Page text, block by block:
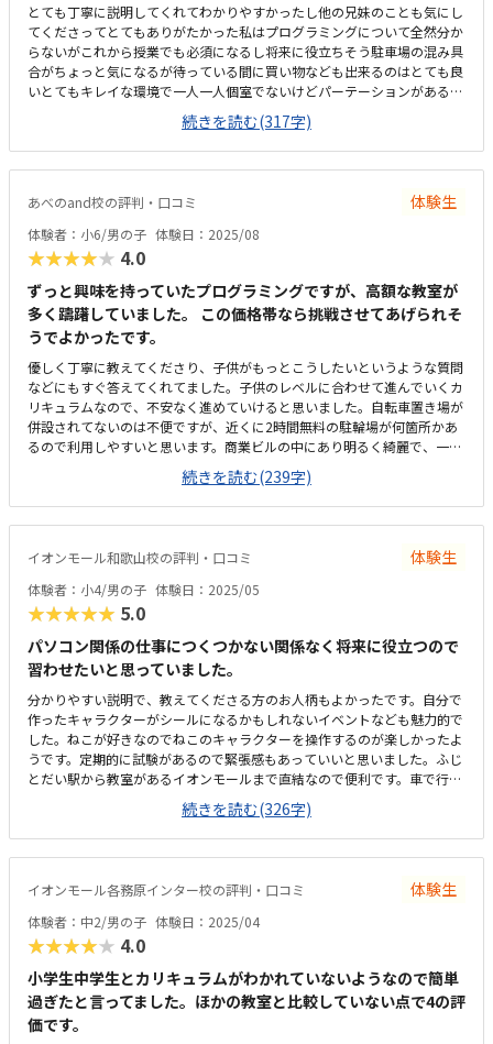
とても丁寧に説明してくれてわかりやすかったし他の兄妹のことも気にし
てくださってとてもありがたかった私はプログラミングについて全然分か
らないがこれから授業でも必須になるし将来に役立ちそう駐車場の混み具
合がちょっと気になるが待っている間に買い物なども出来るのはとても良
いとてもキレイな環境で一人一人個室でないけどパーテーションがあるの
も安心だしヘッドホンなども衛生的であった他のプログラミングと比べて
同じくらいのねだんであったが子どもなので急な病気などがキャンセルに
なってしまうのはなかなか辛いところがある子どもは体験終わった後にめ
っちゃ楽しかった！とニコニコしていました！学校でも学校のクラブでも
続きを読む(317字)
あべのand校の評判・口コミ 体験生
体験者：小6/男の子 体験日：2025/08
★★★★★ 4.0
ずっと興味を持っていたプログラミングですが、高額な教室が
多く躊躇していました。 この価格帯なら挑戦させてあげられそ
うでよかったです。
優しく丁寧に教えてくださり、子供がもっとこうしたいというような質問
などにもすぐ答えてくれてました。子供のレベルに合わせて進んでいくカ
リキュラムなので、不安なく進めていけると思いました。自転車置き場が
併設されてないのは不便ですが、近くに2時間無料の駐輪場が何箇所かあ
るので利用しやすいと思います。商業ビルの中にあり明るく綺麗で、一人
でコツコツプログラミングを進めて行ける環境かとおもいました。他のプ
ログラミング教室に比べると、格段に安くて通いやすい価格設定になって
いると思います。
続きを読む(239字)
イオンモール和歌山校の評判・口コミ 体験生
体験者：小4/男の子 体験日：2025/05
★★★★★ 5.0
パソコン関係の仕事につくつかない関係なく将来に役立つので
習わせたいと思っていました。
分かりやすい説明で、教えてくださる方のお人柄もよかったです。自分で
作ったキャラクターがシールになるかもしれないイベントなども魅力的で
した。ねこが好きなのでねこのキャラクターを操作するのが楽しかったよ
うです。定期的に試験があるので緊張感もあっていいと思いました。ふじ
とだい駅から教室があるイオンモールまで直結なので便利です。車で行く
際もイオンでの買い物も済ませられていいと思います。清掃が行き届いて
いて清潔な印象でした。机と机の間に仕切りがあり集中して取り組める環
境でした。プログラミングの習い事としては通いやすいお値段設定だと思
いました。好きな曜日を選べるのもいいです。教材が気に入ったようで、
続きを読む(326字)
イオンモール各務原インター校の評判・口コミ 体験生
体験者：中2/男の子 体験日：2025/04
★★★★★ 4.0
小学生中学生とカリキュラムがわかれていないようなので簡単
過ぎたと言ってました。ほかの教室と比較していない点で4の評
価です。